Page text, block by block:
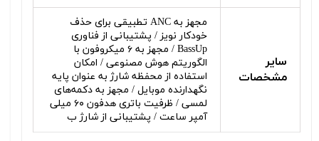
سایر
مشخصات
مجهز به ANC تطبیقی برای حذف
خودکار نویز / پشتیبانی از فناوری
BassUp / مجهز به ۶ میکروفون با
الگوریتم هوش مصنوعی / امکان
استفاده از محفظه شارژ به عنوان پایه
نگهدارنده موبایل / مجهز به دکمه‌های
لمسی / ظرفیت باتری هدفون ۶۰ میلی
آمپر ساعت / پشتیبانی از شارژ ب